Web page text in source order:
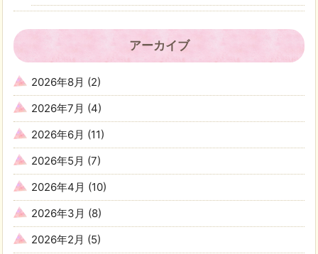
アーカイブ
2026年8月 (2)
2026年7月 (4)
2026年6月 (11)
2026年5月 (7)
2026年4月 (10)
2026年3月 (8)
2026年2月 (5)